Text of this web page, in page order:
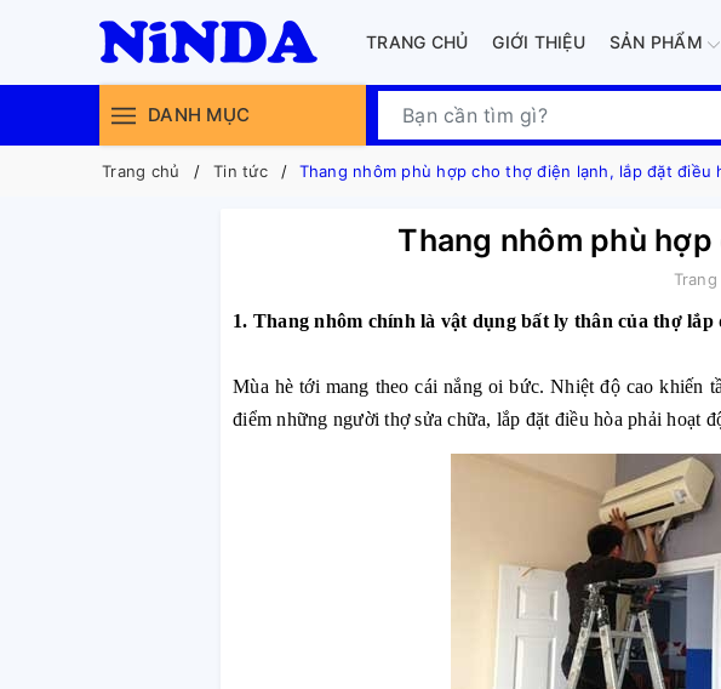
TRANG CHỦ GIỚI THIỆU SẢN PHẨM
DANH MỤC
Trang chủ Tin tức Thang nhôm phù hợp cho thợ điện lạnh, lắp đặt điều
Thang nhôm phù
Trang
1. Thang nhôm chính là vật dụng bất ly thân của thợ lắp
Mùa hè tới mang theo cái nắng oi bức. Nhiệt độ cao khiến
điểm những người thợ sửa chữa, lắp đặt điều hòa phải hoạt